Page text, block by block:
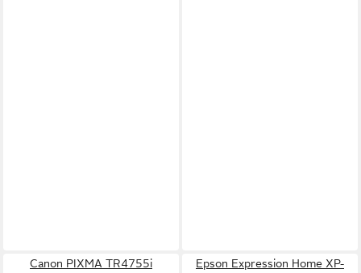
Canon PIXMA TR4755i
Epson Expression Home XP-